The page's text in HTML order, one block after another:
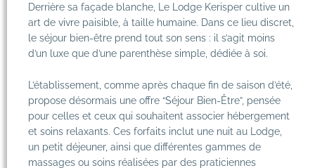
Derrière sa façade blanche, Le Lodge Kerisper cultive un
art de vivre paisible, à taille humaine. Dans ce lieu discret,
le séjour bien-être prend tout son sens : il s’agit moins
d’un luxe que d’une parenthèse simple, dédiée à soi.
L’établissement, comme après chaque fin de saison d’été,
propose désormais une offre “Séjour Bien-Être”, pensée
pour celles et ceux qui souhaitent associer hébergement
et soins relaxants. Ces forfaits inclut une nuit au Lodge,
un petit déjeuner, ainsi que différentes gammes de
massages ou soins réalisées par des praticiennes